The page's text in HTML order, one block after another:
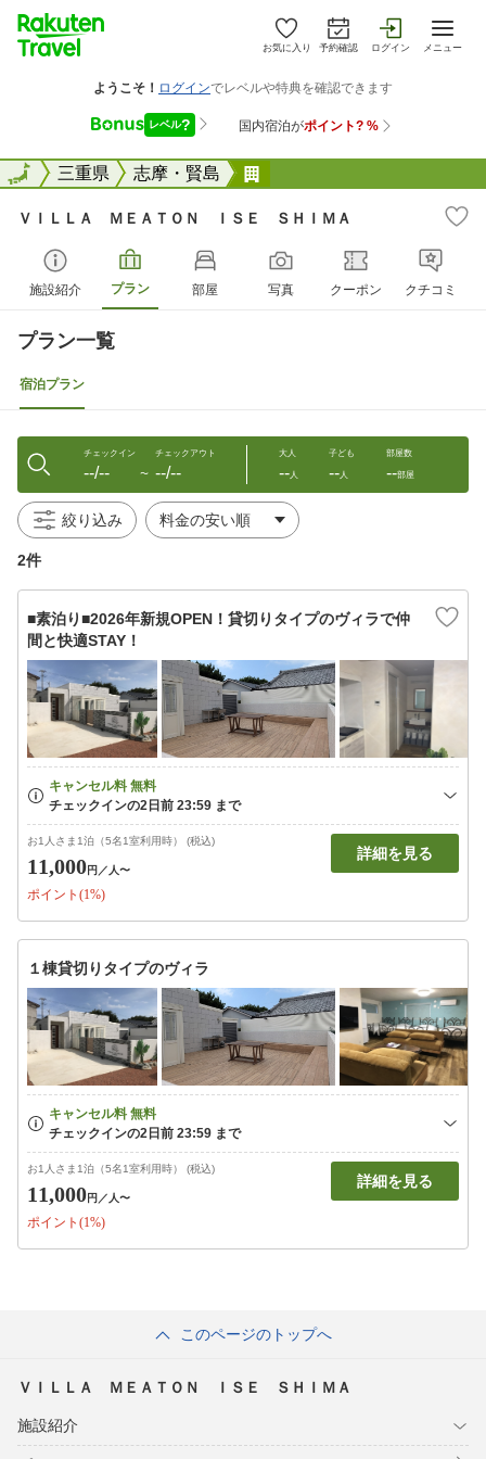
お気に入り 予約確認 ログイン メニュー
全国三重県 志摩・賢島
全国
ＶＩＬＬＡ ＭＥＡＴＯＮ ＩＳＥ ＳＨＩＭＡ
施設紹介 プラン 部屋 写真 クーポン クチコミ
プラン一覧
宿泊プラン
チェックイン
--/-- 〜
チェックアウト
--/--
大人
--人
子ども
--人
部屋数
--部屋
絞り込み
2件
■素泊り■2026年新規OPEN！貸切りタイプのヴィラで仲
間と快適STAY！
お1人さま1泊（5名1室利用時） (税込)
11,000円 ／人〜
ポイント(1%)
詳細を見る
１棟貸切りタイプのヴィラ
お1人さま1泊（5名1室利用時） (税込)
11,000円 ／人〜
ポイント(1%)
詳細を見る
このページのトップへ
ＶＩＬＬＡ ＭＥＡＴＯＮ ＩＳＥ ＳＨＩＭＡ
施設紹介